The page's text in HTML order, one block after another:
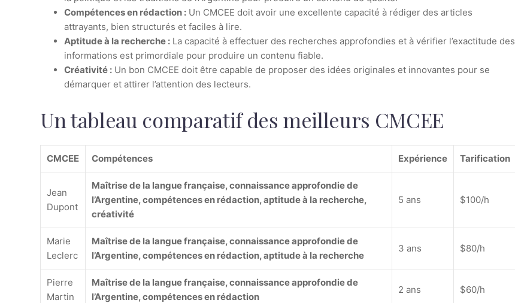
Compétences en rédaction : Un CMCEE doit avoir une excellente capacité à rédiger des articles
attrayants, bien structurés et faciles à lire.
Aptitude à la recherche : La capacité à effectuer des recherches approfondies et à vérifier l’exactitude des
informations est primordiale pour produire un contenu fiable.
Créativité : Un bon CMCEE doit être capable de proposer des idées originales et innovantes pour se
démarquer et attirer l’attention des lecteurs.
Un tableau comparatif des meilleurs CMCEE
CMCEE Compétences Expérience Tarification
Jean
Dupont
Maîtrise de la langue française, connaissance approfondie de
l’Argentine, compétences en rédaction, aptitude à la recherche,
créativité
5 ans $100/h
Marie
Leclerc
Maîtrise de la langue française, connaissance approfondie de
l’Argentine, compétences en rédaction, aptitude à la recherche
3 ans $80/h
Pierre
Martin
Maîtrise de la langue française, connaissance approfondie de
l’Argentine, compétences en rédaction
2 ans $60/h